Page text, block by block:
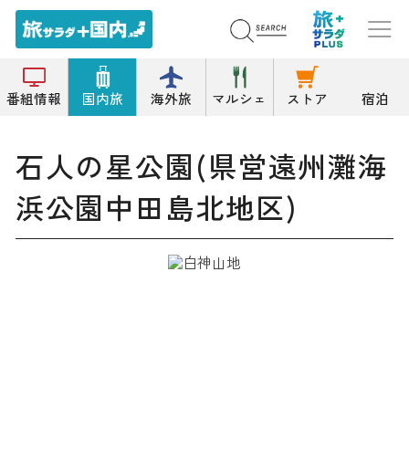
番組情報 国内旅 海外旅 マルシェ ストア 宿泊
トップ
公園/緑地
石人の星公園(県営遠州灘海浜公園中田島北地区)
石人の星公園(県営遠州灘海
浜公園中田島北地区)